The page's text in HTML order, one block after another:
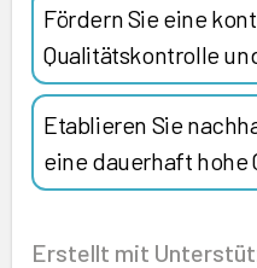
Fördern Sie eine
Qualitätskontrolle
Etablieren Sie
eine dauerhaft hohe
Erstellt mit